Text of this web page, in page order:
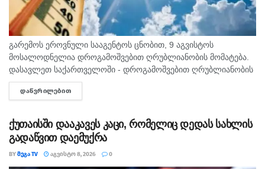
გარემოს ეროვნული სააგენტოს ცნობით, 9 აგვისტოს
მოსალოდნელია დროგამოშვებით ღრუბლიანობის მომატება.
დასავლეთ საქართველოში - დროგამოშვებით ღრუბლიანობის
მომატება. უმეტეს რაიონში ხანმოკლე წვიმა და ელჭექი, ზოგან
ძლიერი. დასავლეთის ქარი 10-15 მ/წმ, ელჭექის დროს
ᲓᲐᲬᲕᲠᲘᲚᲔᲑᲘᲗ
ქუთაისში დააკავეს კაცი, რომელიც დედას სახლის
გადაწვით დაემუქრა
BYᲛᲔᲒᲐ TV ᲐᲒᲕᲘᲡᲢᲝ 8, 2026 0